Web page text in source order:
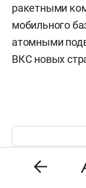
ракетными
мобильного
атомными
ВКС новых